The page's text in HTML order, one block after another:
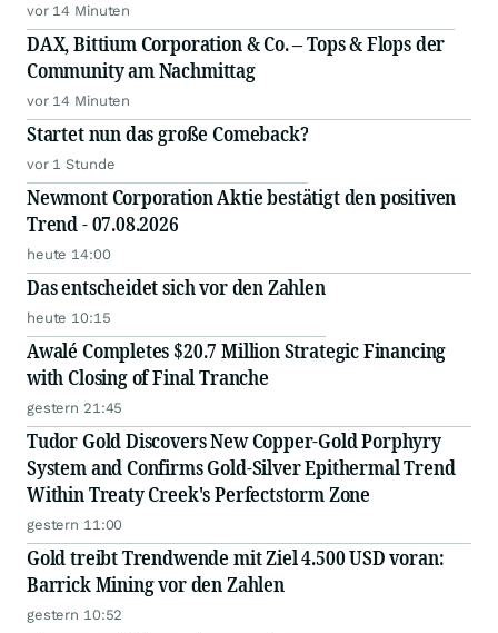
vor 14 Minuten
DAX, Bittium Corporation & Co. – Tops & Flops der
Community am Nachmittag
vor 14 Minuten
Startet nun das große Comeback?
vor 1 Stunde
Newmont Corporation Aktie bestätigt den positiven
Trend - 07.08.2026
heute 14:00
Das entscheidet sich vor den Zahlen
heute 10:15
Awalé Completes $20.7 Million Strategic Financing
with Closing of Final Tranche
gestern 21:45
Tudor Gold Discovers New Copper-Gold Porphyry
System and Confirms Gold-Silver Epithermal Trend
Within Treaty Creek's Perfectstorm Zone
gestern 11:00
Gold treibt Trendwende mit Ziel 4.500 USD voran:
Barrick Mining vor den Zahlen
gestern 10:52